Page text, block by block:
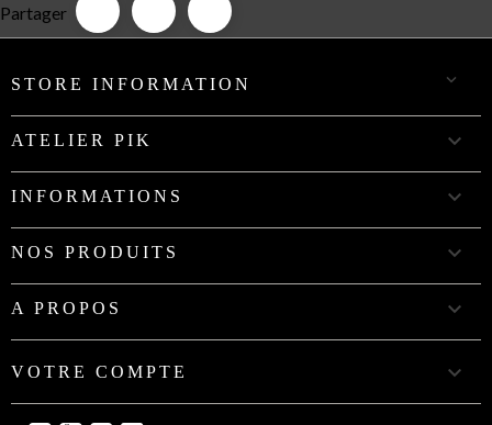
Partager
STORE INFORMATION 
ATELIER PIK 
INFORMATIONS 
NOS PRODUITS 
A PROPOS 
VOTRE COMPTE 